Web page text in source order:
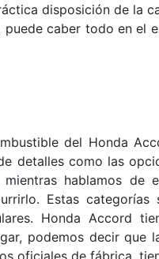
disposición de la
caber todo en el
del Honda
detalles como las
hablamos de
Estas categorías
Honda Accord
podemos decir que
oficiales de fábrica,